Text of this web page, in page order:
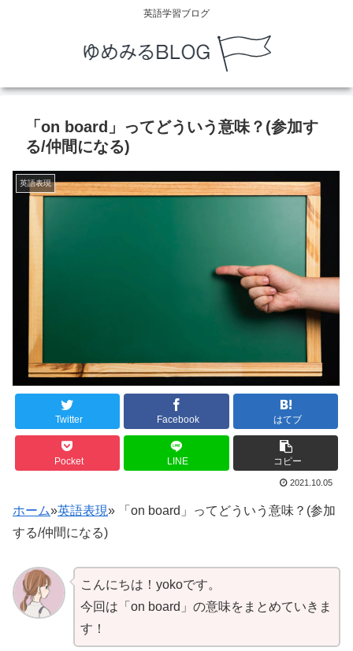
英語学習ブログ
「on board」ってどういう意味？(参加す
る/仲間になる)
英語表現
Twitter Facebook はてブ
Pocket LINE コピー
2021.10.05
ホーム»英語表現» 「on board」ってどういう意味？(参加
する/仲間になる)
こんにちは！yokoです。
今回は「on board」の意味をまとめていきま
す！